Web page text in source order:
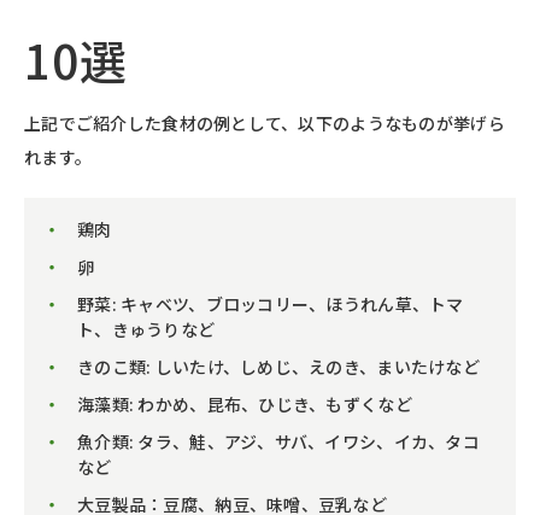
10選
上記でご紹介した食材の例として、以下のようなものが挙げら
れます。
鶏肉
卵
野菜: キャベツ、ブロッコリー、ほうれん草、トマ
ト、きゅうりなど
きのこ類: しいたけ、しめじ、えのき、まいたけなど
海藻類: わかめ、昆布、ひじき、もずくなど
魚介類: タラ、鮭、アジ、サバ、イワシ、イカ、タコ
など
大豆製品：豆腐、納豆、味噌、豆乳など